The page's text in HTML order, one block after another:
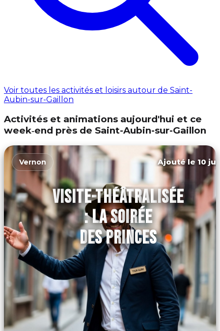
Voir toutes les activités et loisirs autour de Saint-
Aubin-sur-Gaillon
Activités et animations aujourd'hui et ce
week‑end près de Saint-Aubin-sur-Gaillon
Vernon Ajouté le 10
VISITE-THÉÂTRALISÉE
: LA SOIRÉE
DES PRINCES